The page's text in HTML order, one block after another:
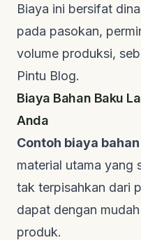
Biaya ini bersifat
pada pasokan,
volume produksi,
Pintu Blog.
Biaya Bahan Baku
Anda
Contoh biaya
material utama yang
tak terpisahkan dari
dapat dengan
produk.